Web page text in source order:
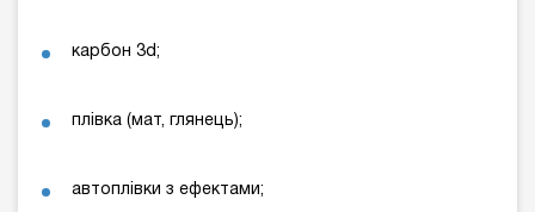
карбон 3d;
плівка (мат, глянець);
автоплівки з ефектами;